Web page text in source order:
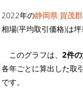
2022年の静岡県 賀茂
相場(平均取引価格)は
このグラフは、 2件
各年ごとに算出した取
です。